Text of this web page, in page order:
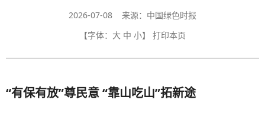
2026-07-08 来源：中国绿色时报
【字体： 大 中 小】 打印本页
“有保有放”尊民意 “靠山吃山”拓新途